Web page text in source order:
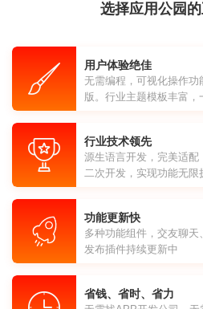
选择应用公园
用户体验绝佳
无需编程，可视化操作
版。行业主题模板丰富，
行业技术领先
源生语言开发，完美适
二次开发，实现功能无限
功能更新快
多种功能组件，交友聊
发布插件持续更新中
省钱、省时、省力